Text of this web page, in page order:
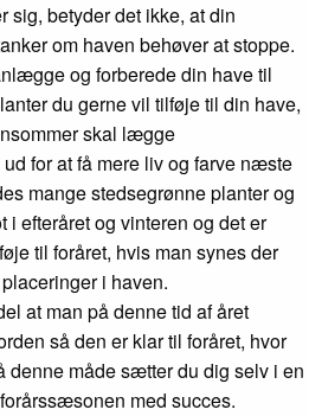
betyder det ikke, at din
om haven behøver at stoppe.
og forberede din have til
du gerne vil tilføje til din have,
skal lægge
for at få mere liv og farve næste
mange stedsegrønne planter og
i efteråret og vinteren og det er
til foråret, hvis man synes der
i haven.
at man på denne tid af året
så den er klar til foråret, hvor
denne måde sætter du dig selv i en
med succes.